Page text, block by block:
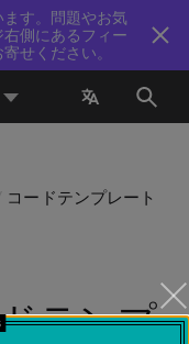
す。問題やお気
側にあるフィー
せください。
コードテンプレート
テンプ